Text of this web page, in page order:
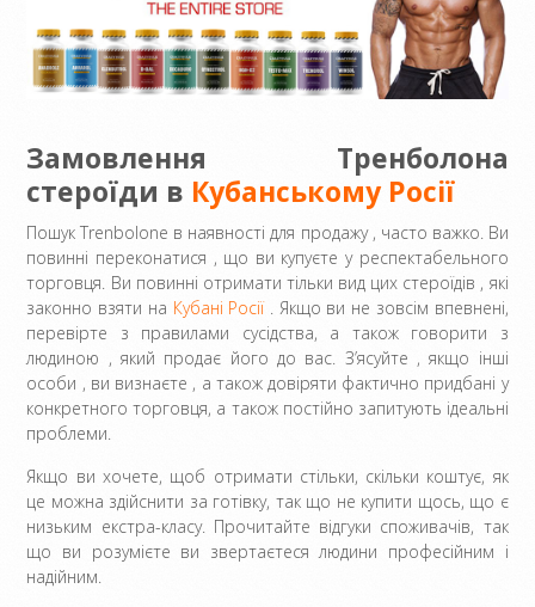
Замовлення Тренболона
стероїди в Кубанському Росії
Пошук Trenbolone в наявності для продажу , часто важко. Ви
повинні переконатися , що ви купуєте у респектабельного
торговця. Ви повинні отримати тільки вид цих стероїдів , які
законно взяти на Кубані Росії. Якщо ви не зовсім впевнені,
перевірте з правилами сусідства, а також говорити з
людиною , який продає його до вас. З’ясуйте , якщо інші
особи , ви визнаєте , а також довіряти фактично придбані у
конкретного торговця, а також постійно запитують ідеальні
проблеми.
Якщо ви хочете, щоб отримати стільки, скільки коштує, як
це можна здійснити за готівку, так що не купити щось, що є
низьким екстра-класу. Прочитайте відгуки споживачів, так
що ви розумієте ви звертаєтеся людини професійним і
надійним.